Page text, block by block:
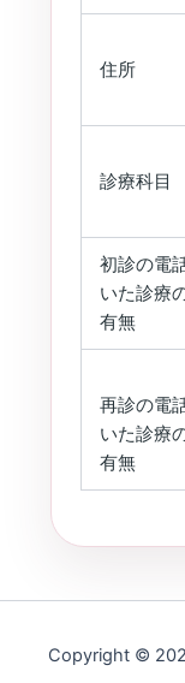
住所
診療科目
初診の電
いた診療
有無
再診の電
いた診療
有無
Copyright ©